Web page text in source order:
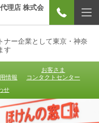
理店 株式会
ナー企業として東京・神奈
す
情報
お客さま
コンタクトセンター
せ